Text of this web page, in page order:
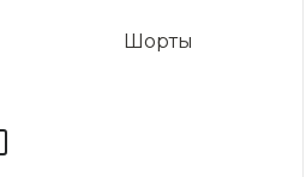
Шорты